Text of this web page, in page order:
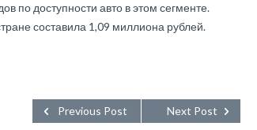
по доступности авто в этом сегменте.
составила 1,09 миллиона рублей.
Next Post
Previous Post